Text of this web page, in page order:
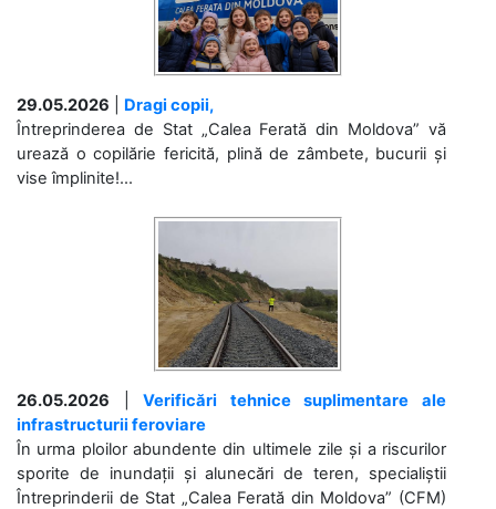
29.05.2026
Dragi copii,
Întreprinderea de Stat „Calea Ferată din Moldova” vă
urează o copilărie fericită, plină de zâmbete, bucurii și
vise împlinite!...
26.05.2026 |Verificări tehnice suplimentare ale
infrastructurii feroviare
În urma ploilor abundente din ultimele zile și a riscurilor
sporite de inundații și alunecări de teren, specialiștii
Întreprinderii de Stat „Calea Ferată din Moldova” (CFM)